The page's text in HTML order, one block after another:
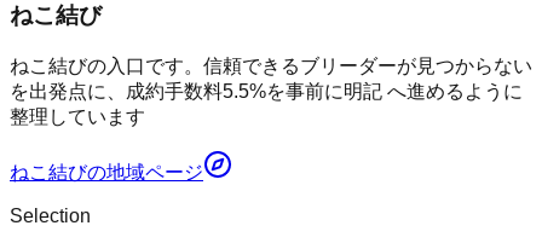
ねこ結び
ねこ結びの入口です。信頼できるブリーダーが見つからない
を出発点に、成約手数料5.5%を事前に明記 へ進めるように
整理しています
ねこ結びの地域ページ
Selection